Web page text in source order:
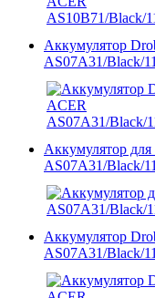
Аккумулятор
AS07A31/Black/
Аккумулятор
AS07A31/Black/
Аккумулятор
AS07A31/Black/